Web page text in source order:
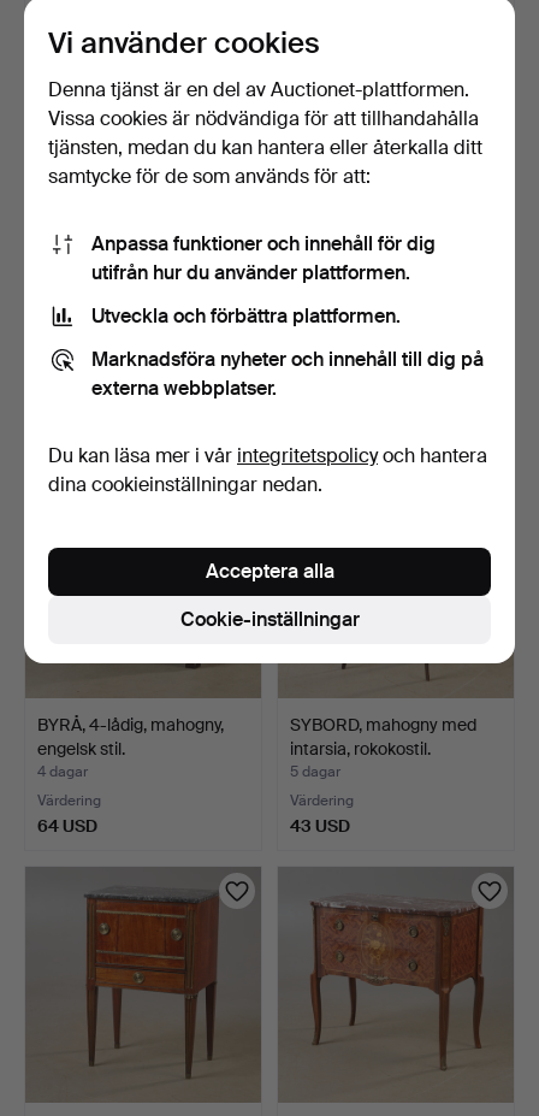
BYRÅ, 6-lådig, teak, 1900-
talets mitt, tro…
4 dagar
BYRÅ, med havsmotiv,
4 dagar
BYRÅ, 4-lådig, mahogny,
engelsk stil.
4 dagar
Värdering
64 USD
SYBORD, mahogny med
intarsia, rokokostil.
5 dagar
Värdering
43 USD
Vi använder cookies
Denna tjänst är en del av Auctionet-plattformen.
Vissa cookies är nödvändiga för att tillhandahålla
tjänsten, medan du kan hantera eller återkalla ditt
samtycke för de som används för att:
Anpassa funktioner och innehåll för dig
utifrån hur du använder plattformen.
Utveckla och förbättra plattformen.
Marknadsföra nyheter och innehåll till dig på
externa webbplatser.
Du kan läsa mer i vår integritetspolicyoch hantera
dina cookieinställningar nedan.
Cookie-inställningar
Acceptera alla